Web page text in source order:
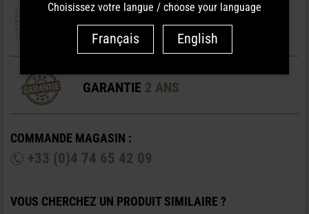
PRÉPARATION
MOTEURS
GARANTIE 2 ANS
COMMANDE MAGASIN :
+33 (0)4 74 65 42 09
VOUS CHERCHEZ UN PRODUIT SIMILAIRE ?
Choisissez votre langue / choose your language
Français English